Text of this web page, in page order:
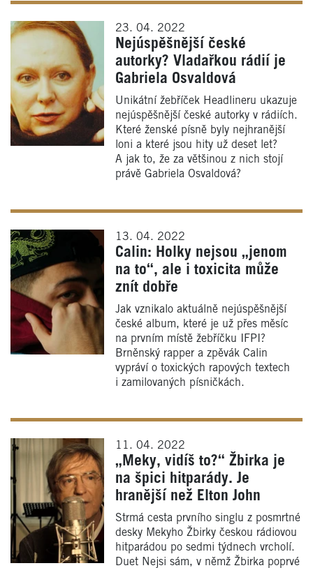
23. 04. 2022
Nejúspěšnější české
autorky? Vladařkou rádií je
Gabriela Osvaldová
Unikátní žebříček Headlineru ukazuje
nejúspěšnější české autorky v rádiích.
Které ženské písně byly nejhranější
loni a které jsou hity už deset let?
A jak to, že za většinou z nich stojí
právě Gabriela Osvaldová?
13. 04. 2022
Calin: Holky nejsou „jenom
na to“, ale i toxicita může
znít dobře
Jak vznikalo aktuálně nejúspěšnější
české album, které je už přes měsíc
na prvním místě žebříčku IFPI?
Brněnský rapper a zpěvák Calin
vypráví o toxických rapových textech
i zamilovaných písničkách.
11. 04. 2022
„Meky, vidíš to?“ Žbirka je
na špici hitparády. Je
hranější než Elton John
Strmá cesta prvního singlu z posmrtné
desky Mekyho Žbirky českou rádiovou
hitparádou po sedmi týdnech vrcholí.
Duet Nejsi sám, v němž Žbirka poprvé